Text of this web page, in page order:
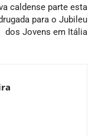
caldense parte esta
para o Jubileu
dos Jovens em Itália